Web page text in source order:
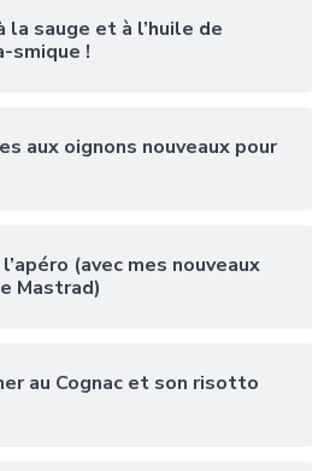
la sauge et à l’huile de
smique !
aux oignons nouveaux pour
(avec mes nouveaux
Mastrad)
au Cognac et son risotto